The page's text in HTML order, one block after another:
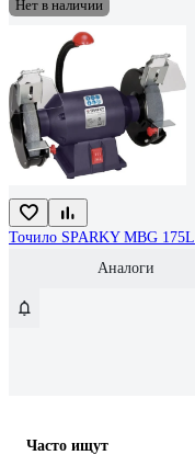
Нет в наличии
Точило SPARKY MBG 175L
Аналоги
Часто ищут